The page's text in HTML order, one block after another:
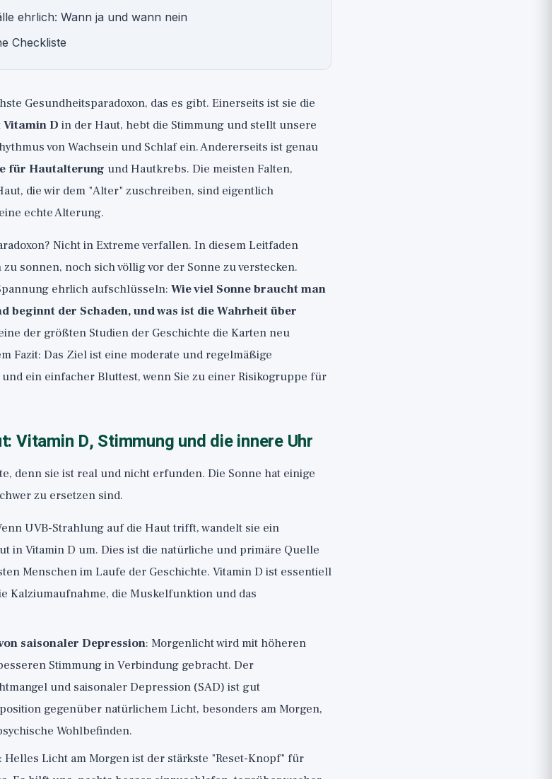
ehrlich: Wann ja und wann nein
Checkliste
Gesundheitsparadoxon, das es gibt. Einerseits ist sie die
Vitamin D in der Haut, hebt die Stimmung und stellt unsere
von Wachsein und Schlaf ein. Andererseits ist genau
für Hautalterung und Hautkrebs. Die meisten Falten,
die wir dem "Alter" zuschreiben, sind eigentlich
echte Alterung.
Nicht in Extreme verfallen. In diesem Leitfaden
sonnen, noch sich völlig vor der Sonne zu verstecken.
ehrlich aufschlüsseln: Wie viel Sonne braucht man
beginnt der Schaden, und was ist die Wahrheit über
der größten Studien der Geschichte die Karten neu
Fazit: Das Ziel ist eine moderate und regelmäßige
ein einfacher Bluttest, wenn Sie zu einer Risikogruppe für
Vitamin D, Stimmung und die innere Uhr
denn sie ist real und nicht erfunden. Die Sonne hat einige
zu ersetzen sind.
UVB-Strahlung auf die Haut trifft, wandelt sie ein
in Vitamin D um. Dies ist die natürliche und primäre Quelle
Menschen im Laufe der Geschichte. Vitamin D ist essentiell
Kalziumaufnahme, die Muskelfunktion und das
saisonaler Depression: Morgenlicht wird mit höheren
Stimmung in Verbindung gebracht. Der
und saisonaler Depression (SAD) ist gut
gegenüber natürlichem Licht, besonders am Morgen,
Wohlbefinden.
: Helles Licht am Morgen ist der stärkste "Reset-Knopf" für